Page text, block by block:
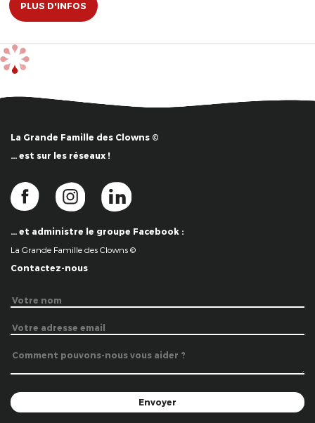
PLUS D'INFOS
La Grande Famille des Clowns ©
… est sur les réseaux !
… et administre le groupe Facebook :
La Grande Famille des Clowns ©
Contactez-nous